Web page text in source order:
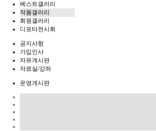
베스트갤러리
작품갤러리
회원갤러리
디포터전시회
공지사항
가입인사
자유게시판
자료실/강좌
운영게시판